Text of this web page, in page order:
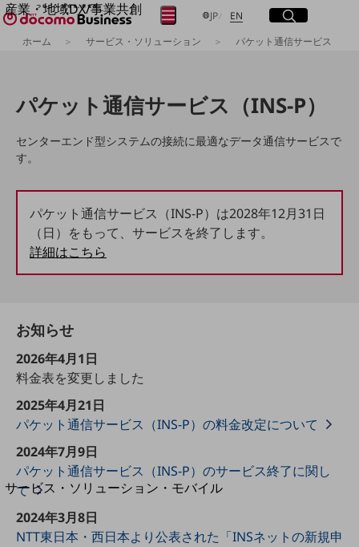
パケット通信サービス（INS-P）
センターエンド型システムの接続に最適なデータ通信サービスで
す。
パケット通信サービス（INS-P）は2028年12月31日
（日）をもって、サービスを終了します。
詳細はこちら
お知らせ
2026年4月1日
料金表を変更しました
2025年4月21日
パケット通信サービス（INS-P）の料金改定について
2024年7月9日
パケット通信サービス（INS-P）のサービス終了に関し
て
2024年3月8日
NTT東日本・西日本より公表された「INSネットの新規申
産業・地域DX/事業共創
OPEN HUB for Plural Futures
イベント/ウェビナー
記事コンテンツ
事例
Smart World
産業・地域DXプラットフォーマーとして
Smart City
Smart Education
Smart Healthcare
Smart Industry
Smart Mobility
地域の取り組み
地域社会を支える皆さまと地域課題の解決や
地域経済のさらなる活性化に取り組みます
自治体・地域社会との共創
LGPF(Local Government Platform)
別ウィンドウで開きます
サービス・ソリューション・モバイル
DXに関する課題を解決する
JP日本語
EN Englishサイト内検索
開く
メニュー
開く
検索する
ホーム サービス・ソリューション パケット通信サービス